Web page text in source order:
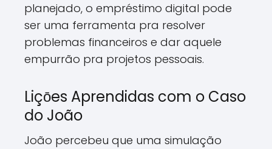
planejado, o empréstimo digital pode
ser uma ferramenta pra resolver
problemas financeiros e dar aquele
empurrão pra projetos pessoais.
Liçōes Aprendidas com o Caso
do João
João percebeu que uma simulação